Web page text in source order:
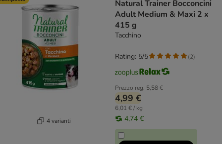
4 varianti
Natural Trainer Bocconcini
Adult Medium & Maxi 2 x
415 g
Tacchino
Prezzo reg. 5,58 €
4,99 €
6,01 € / kg
4,74 €
Rating: 5/5 (2)